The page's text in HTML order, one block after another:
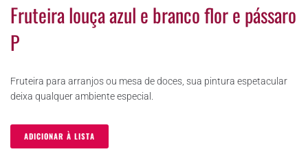
Fruteira louça azul e branco flor e pássaro
P
Fruteira para arranjos ou mesa de doces, sua pintura espetacular
deixa qualquer ambiente especial.
ADICIONAR À LISTA